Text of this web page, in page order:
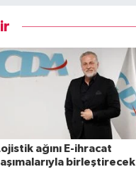
ağını E-ihracat
birleştirecek